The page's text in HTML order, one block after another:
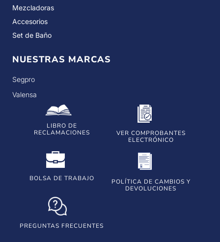
Mezcladoras
Accesorios
Set de Baño
NUESTRAS MARCAS
Segpro
Valensa
LIBRO DE
RECLAMACIONES
VER COMPROBANTES
ELECTRÓNICO
BOLSA DE TRABAJO
POLÍTICA DE CAMBIOS Y
DEVOLUCIONES
PREGUNTAS FRECUENTES